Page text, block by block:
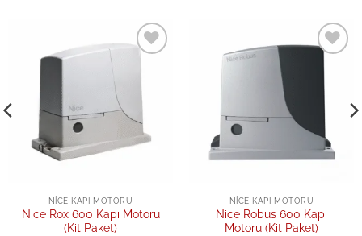
NICE KAPI MOTORU
Nice Rox 600 Kapı Motoru
(Kit Paket)
wishlist
NICE KAPI MOTORU
Nice Robus 600 Kapı
Motoru (Kit Paket)